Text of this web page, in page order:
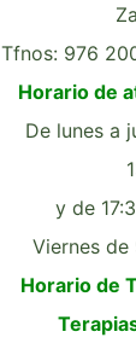
Tfnos: 976
Horario de
De lunes a
y de
Viernes de
Horario de